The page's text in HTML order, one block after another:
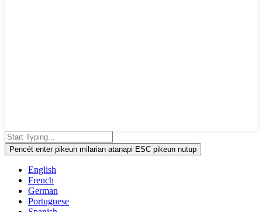
Pencét enter pikeun milarian atanapi ESC pikeun nutup
English
French
German
Portuguese